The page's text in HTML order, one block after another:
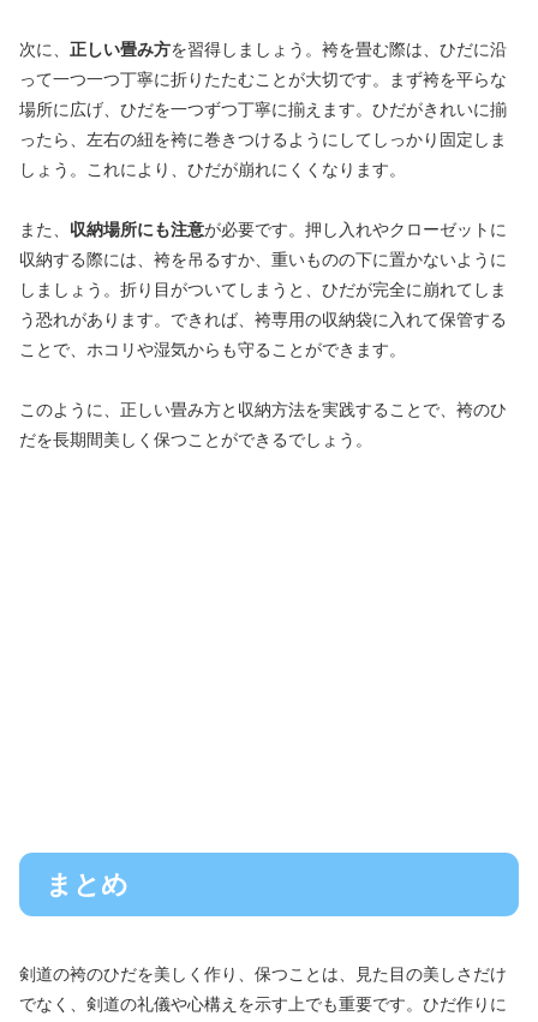
次に、 正しい畳み方を習得しましょう。袴を畳む際は、ひだに沿
って一つ一つ丁寧に折りたたむことが大切です。まず袴を平らな
場所に広げ、ひだを一つずつ丁寧に揃えます。ひだがきれいに揃
ったら、左右の紐を袴に巻きつけるようにしてしっかり固定しま
しょう。これにより、ひだが崩れにくくなります。
また、 収納場所にも注意が必要です。押し入れやクローゼットに
収納する際には、袴を吊るすか、重いものの下に置かないように
しましょう。折り目がついてしまうと、ひだが完全に崩れてしま
う恐れがあります。できれば、袴専用の収納袋に入れて保管する
ことで、ホコリや湿気からも守ることができます。
このように、正しい畳み方と収納方法を実践することで、袴のひ
だを長期間美しく保つことができるでしょう。
まとめ
剣道の袴のひだを美しく作り、保つことは、見た目の美しさだけ
でなく、剣道の礼儀や心構えを示す上でも重要です。ひだ作りに